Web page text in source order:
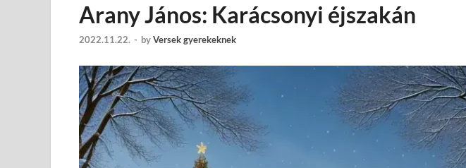
Arany János: Karácsonyi éjszakán
2022.11.22. - byVersek gyerekeknek